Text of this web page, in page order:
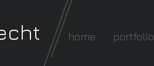
home portfolio